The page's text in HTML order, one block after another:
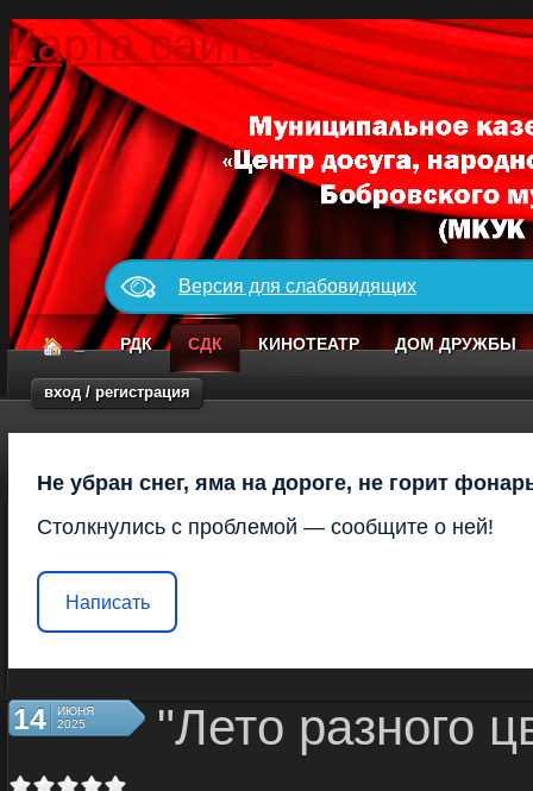
Карта сайта
Версия для слабовидящих
_ РДК СДК КИНОТЕАТР ДОМ ДРУЖБЫ
вход / регистрация
Не убран снег, яма на дороге, не горит
Столкнулись с проблемой — сообщите о ней!
Написать
14
ИЮНЯ
2025
"Лето разного